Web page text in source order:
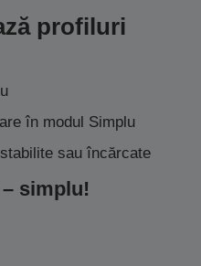
profiluri
în modul Simplu
sau încărcate
simplu!